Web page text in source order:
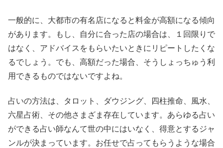
一般的に、大都市の有名店になると料金が高額になる傾向
があります。もし、自分に合った店の場合は、１回限りで
はなく、アドバイスをもらいたいときにリピートしたくな
るでしょう。でも、高額だった場合、そうしょっちゅう利
用できるものではないですよね。
占いの方法は、タロット、ダウジング、四柱推命、風水、
六星占術、その他さまざま存在しています。あらゆる占い
ができる占い師なんて世の中にはいなく、得意とするジャ
ンルが決まっています。お任せで占ってもらうような場合